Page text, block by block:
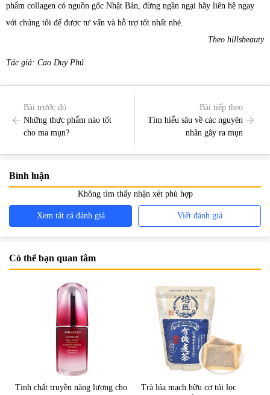
phẩm collagen có nguồn gốc Nhật Bản, đừng ngần ngại hãy liên hệ ngay
với chúng tôi để được tư vấn và hỗ trợ tốt nhất nhé.
Theo hillsbeauty
Tác giả: Cao Duy Phú
Bài trước đó
Những thực phẩm nào tốt
cho ma mụn?
Bài tiếp theo
Tìm hiểu sâu về các nguyên
nhân gây ra mụn
Bình luận
Không tìm thấy nhận xét phù hợp
Xem tất cả đánh giá Viết đánh giá
Có thể bạn quan tâm
Tinh chất truyền năng lượng cho
Trà lúa mạch hữu cơ túi lọc